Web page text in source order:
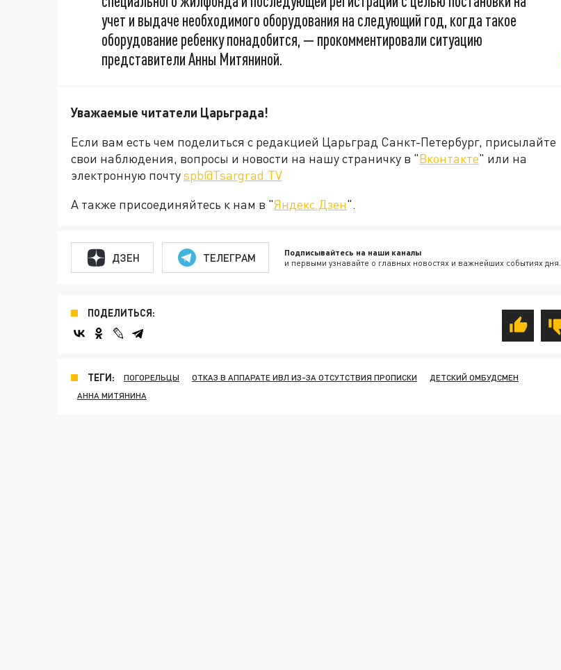
учет и выдаче необходимого оборудования на следующий год, когда такое
оборудование ребенку понадобится, — прокомментировали ситуацию
представители Анны Митяниной.
Уважаемые читатели Царьграда!
Если вам есть чем поделиться с редакцией Царьград Санкт-Петербург, присылайте
свои наблюдения, вопросы и новости на нашу страничку в "Вконтакте" или на
электронную почтуspb@Tsargrad.TV
А также присоединяйтесь к нам в "Яндекс.Дзен".
ДЗЕН ТЕЛЕГРАМ Подписывайтесь на наши каналы
и первыми узнавайте о главных новостях и важнейших событиях дня.
ПОДЕЛИТЬСЯ:
ТЕГИ: ПОГОРЕЛЬЦЫ ОТКАЗ В АППАРАТЕ ИВЛ ИЗ-ЗА ОТСУТСТВИЯ ПРОПИСКИ
ДЕТСКИЙ ОМБУДСМЕН
АННА МИТЯНИНА